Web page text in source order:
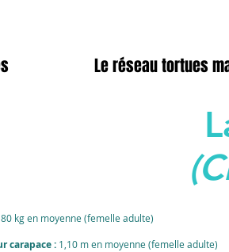
Le réseau tortues
kg en moyenne (femelle adulte)
carapace : 1,10 m en moyenne (femelle adulte)